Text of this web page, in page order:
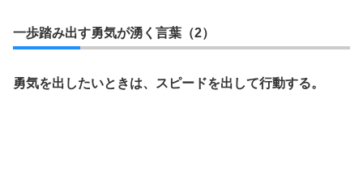
一歩踏み出す勇気が湧く言葉（2）
勇気を出したいときは、スピードを出して行動する。